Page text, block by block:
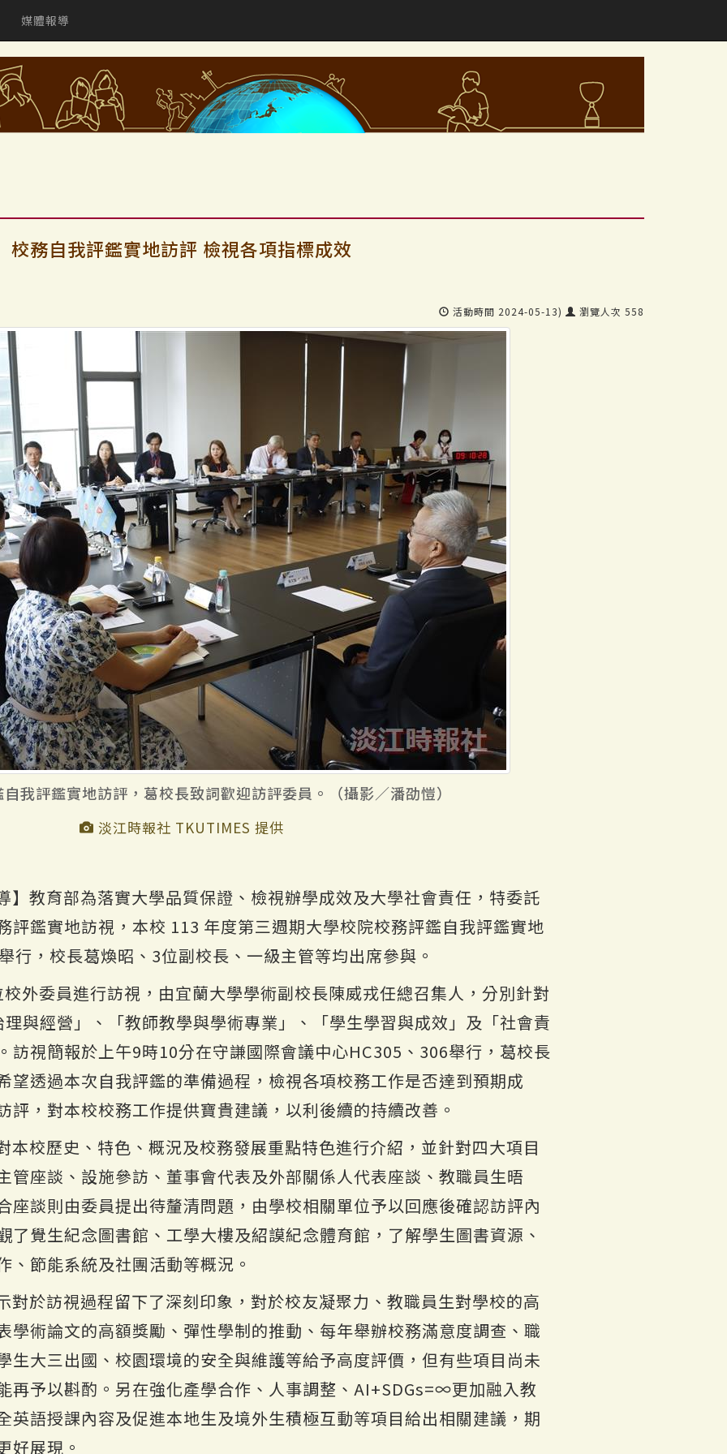
媒體報導
校務自我評鑑實地訪評 檢視各項指標成效
活動時間 2024-05-13) 瀏覽人次 558
我評鑑實地訪評，葛校長致詞歡迎訪評委員。（攝影／潘劭愷）
淡江時報社 TKUTIMES 提供
】教育部為落實大學品質保證、檢視辦學成效及大學社會責任，特委託
評鑑實地訪視，本校 113 年度第三週期大學校院校務評鑑自我評鑑實地
行，校長葛煥昭、3位副校長、一級主管等均出席參與。
外委員進行訪視，由宜蘭大學學術副校長陳威戎任總召集人，分別針對
與經營」、「教師教學與學術專業」、「學生學習與成效」及「社會責
訪視簡報於上午9時10分在守謙國際會議中心HC305、306舉行，葛校長
望透過本次自我評鑑的準備過程，檢視各項校務工作是否達到預期成
評，對本校校務工作提供寶貴建議，以利後續的持續改善。
本校歷史、特色、概況及校務發展重點特色進行介紹，並針對四大項目
管座談、設施參訪、董事會代表及外部關係人代表座談、教職員生晤
座談則由委員提出待釐清問題，由學校相關單位予以回應後確認訪評內
了覺生紀念圖書館、工學大樓及紹謨紀念體育館，了解學生圖書資源、
、節能系統及社團活動等概況。
對於訪視過程留下了深刻印象，對於校友凝聚力、教職員生對學校的高
學術論文的高額獎勵、彈性學制的推動、每年舉辦校務滿意度調查、職
生大三出國、校園環境的安全與維護等給予高度評價，但有些項目尚未
再予以斟酌。另在強化產學合作、人事調整、AI+SDGs=∞更加融入教
英語授課內容及促進本地生及境外生積極互動等項目給出相關建議，期
好展現。